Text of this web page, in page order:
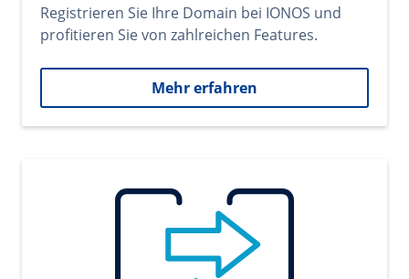
Registrieren Sie Ihre Domain bei IONOS und
profitieren Sie von zahlreichen Features.
Mehr erfahren